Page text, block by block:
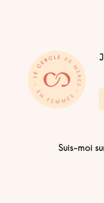
Suis-moi